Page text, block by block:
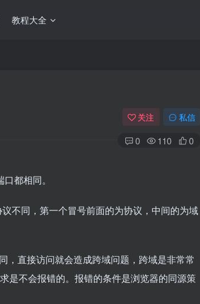
教程大全
关注 私信
0 110 0
都相同。
不同，第一个冒号前面的为协议，中间的为域
，直接访问就会造成跨域问题，跨域是非常常
是不会报错的。报错的条件是浏览器的同源策